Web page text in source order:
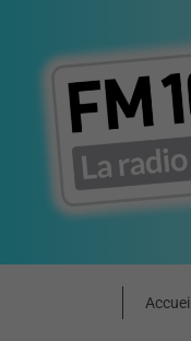
Accueil